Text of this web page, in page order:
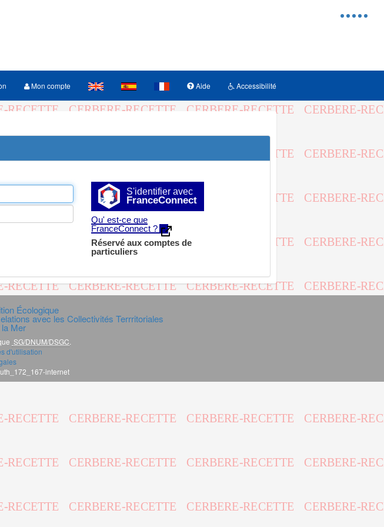
Menu
Mon compte Aide Accessibilité
S'identifier avec
FranceConnect
Qu' est-ce que
FranceConnect ?
Réservé aux comptes de
particuliers
Écologique
avec les Collectivités Terrritoriales
Mer
SG/DNUM/DSGC
d'utilisation
internet